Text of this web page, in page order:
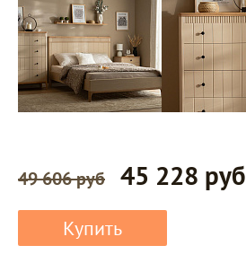
49 606 руб 45 228 руб
Купить